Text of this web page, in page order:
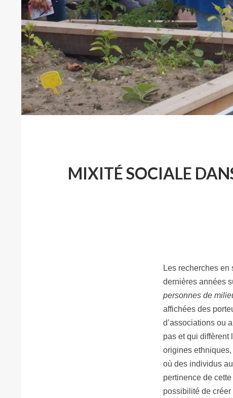
MIXITÉ SOCIALE
Les recherches
dernières années
personnes de
affichées des
d’associations ou
pas et qui diffèrent
origines
où des individus
pertinence de
possibilité de